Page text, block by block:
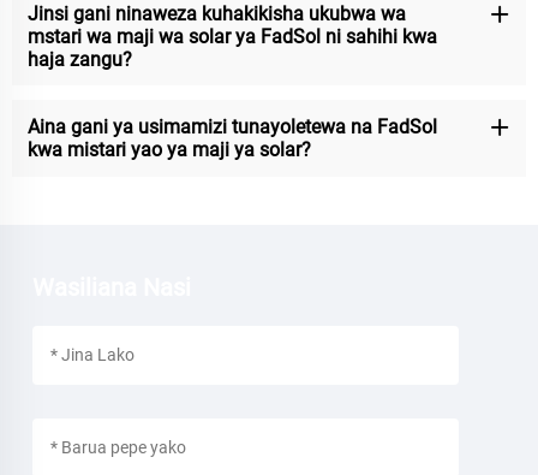
Jinsi gani ninaweza kuhakikisha ukubwa wa
mstari wa maji wa solar ya FadSol ni sahihi kwa
haja zangu?
Aina gani ya usimamizi tunayoletewa na FadSol
kwa mistari yao ya maji ya solar?